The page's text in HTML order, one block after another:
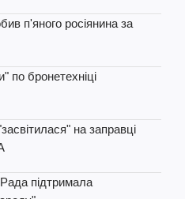
п'яного росіянина за
по бронетехніці
на заправці
підтримала